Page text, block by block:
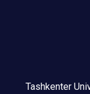
Tashkenter